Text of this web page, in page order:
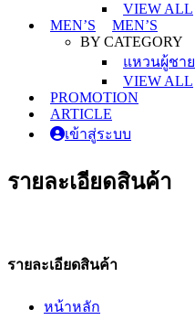
VIEW ALL
MEN’S
MEN’S
BY CATEGORY
แหวนผู้ชาย
VIEW ALL
PROMOTION
ARTICLE
เข้าสู่ระบบ
รายละเอียดสินค้า
รายละเอียดสินค้า
หน้าหลัก